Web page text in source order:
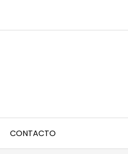
CONTACTO